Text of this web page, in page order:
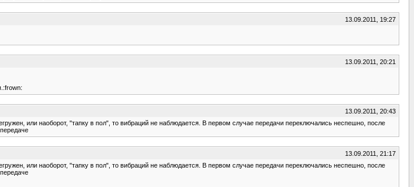
13.09.2011, 19:27
13.09.2011, 20:21
13.09.2011, 20:43
или наоборот, "тапку в пол", то вибраций не наблюдается. В первом случае передачи переключались неспешно, после
13.09.2011, 21:17
или наоборот, "тапку в пол", то вибраций не наблюдается. В первом случае передачи переключались неспешно, после